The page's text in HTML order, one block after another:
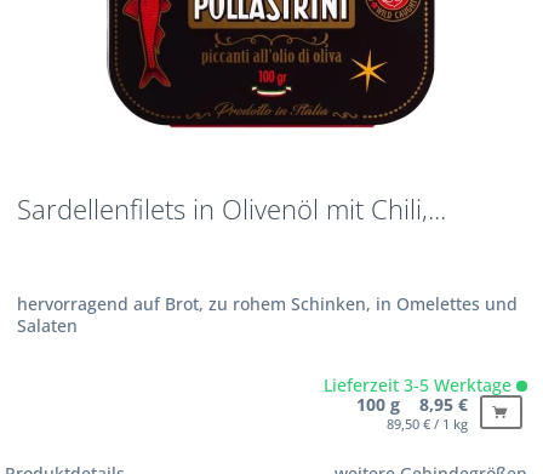
Sardellenfilets in Olivenöl mit Chili,...
hervorragend auf Brot, zu rohem Schinken, in Omelettes und
Salaten
Lieferzeit 3-5 Werktage
100 g 8,95 €
89,50 € / 1 kg